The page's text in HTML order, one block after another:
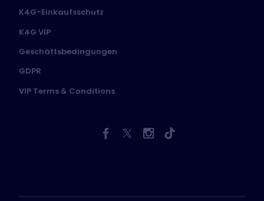
K4G-Einkaufsschutz
K4G VIP
Geschäftsbedingungen
GDPR
VIP Terms & Conditions